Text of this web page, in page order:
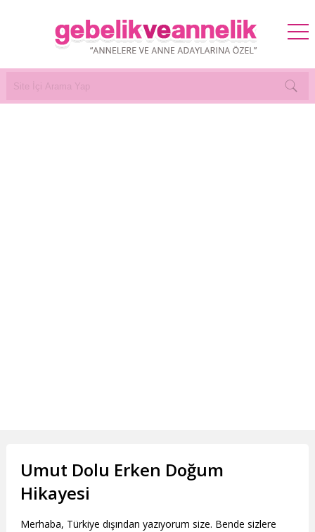
Umut Dolu Erken Doğum
Hikayesi
Merhaba, Türkiye dışından yazıyorum size. Bende sizlere